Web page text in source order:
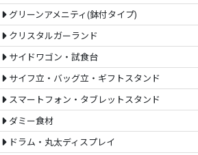
グリーンアメニティ(鉢付タイプ)
クリスタルガーランド
サイドワゴン・試食台
サイフ立・バッグ立・ギフトスタンド
スマートフォン・タブレットスタンド
ダミー食材
ドラム・丸太ディスプレイ